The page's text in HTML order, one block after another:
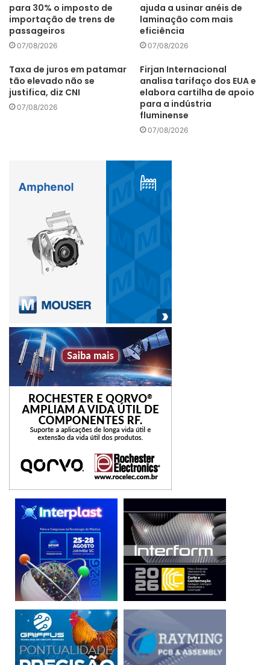
Além deste reforço ao time, Arnstsen explica também que
a Starrett tem elaborado estratégia de ESG (Ambiental,
Social e de Governança), liderada pelo Comitê ESG, para
que a indústria esteja ainda mais adequada às
necessidades e expectativas do mercado global.
substituição do plástico em suas linhas de produtos por
materiais mais ecológicos. A iniciativa começou com as
25% as emissões de CO2, eliminando o consumo de 7,9
toneladas de plástico por ano.
Além destas práticas sustentáveis, a empresa também tem
investido em P&D (Pesquisa e Desenvolvimento) no Brasil
para aprimorar seus produtos utilizando tecnologia de
última geração. Para isso, a empresa tem alicerçado esse
olhar no ambiente da digitalização da indústria, também
denominada indústria 4.0, como uma transformação
tecnológica em 360 graus. (foto/divulgação)
ampliação capacidade produtiva
Fábrica Starrett
para 30% o imposto de
importação de trens de
passageiros
07/08/2026
ajuda a usinar anéis de
laminação com mais
eficiência
07/08/2026
Taxa de juros em patamar
tão elevado não se
justifica, diz CNI
07/08/2026
Firjan Internacional
analisa tarifaço dos EUA e
elabora cartilha de apoio
para a indústria
fluminense
07/08/2026